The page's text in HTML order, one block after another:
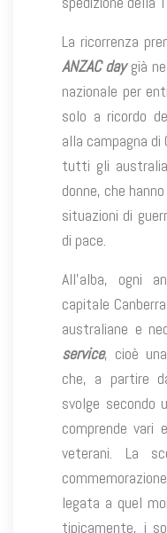
La ricorrenza
ANZAC daygià
nazionale per
solo a ricordo
alla campagna di
tutti gli
donne, che
situazioni di
di pace.
All’alba, ogni
capitale
australiane e
service, cioè
che, a partire
svolge secondo
comprende vari
veterani. La
legata a quel
tipicamente, i